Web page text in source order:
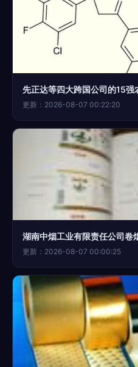
先正达等四大跨国公司的15
更新：2026-08-07 00:22:20
更新：2026-08-07 00:00:25